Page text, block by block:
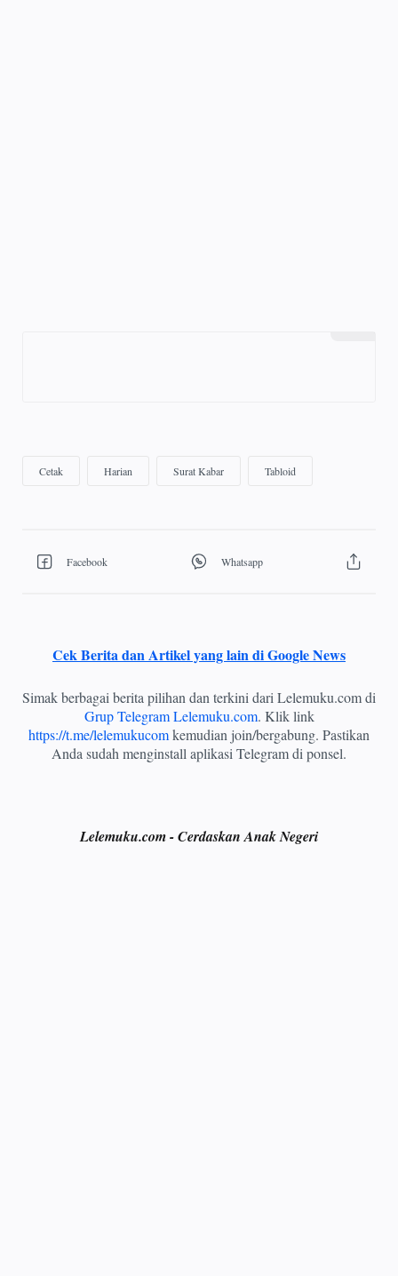
Cek Berita dan Artikel yang lain di Google News
Simak berbagai berita pilihan dan terkini dari Lelemuku.com di
Grup Telegram Lelemuku.com. Klik link
https://t.me/lelemukucomkemudian join/bergabung. Pastikan
Anda sudah menginstall aplikasi Telegram di ponsel.
Lelemuku.com - Cerdaskan Anak Negeri